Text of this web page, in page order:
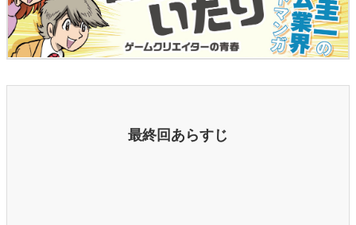
電ファミニコゲーマーとは？
運営：株式会社マレ
最終回あらすじ